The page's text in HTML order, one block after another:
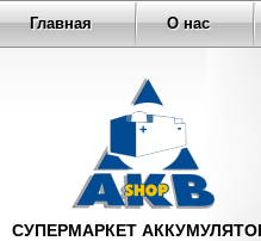
Главная О нас
СУПЕРМАРКЕТ